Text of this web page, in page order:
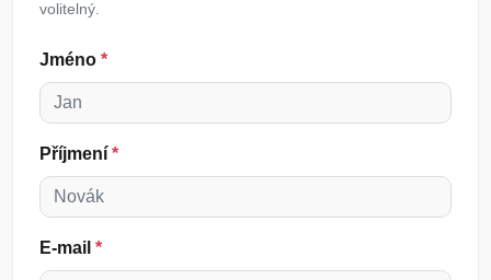
volitelný.
Jméno *
Příjmení *
E-mail *